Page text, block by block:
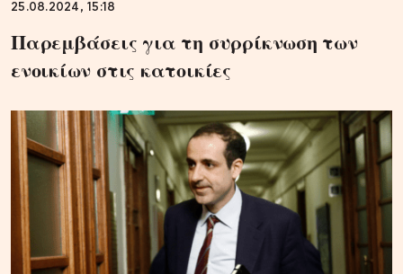
25.08.2024, 15:18
Παρεμβάσεις για τη συρρίκνωση των
ενοικίων στις κατοικίες